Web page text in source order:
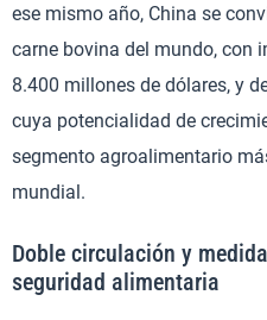
ese mismo año, China se
carne bovina del mundo, con
8.400 millones de dólares, y
cuya potencialidad de
segmento agroalimentario
mundial.
Doble circulación y
seguridad alimentaria